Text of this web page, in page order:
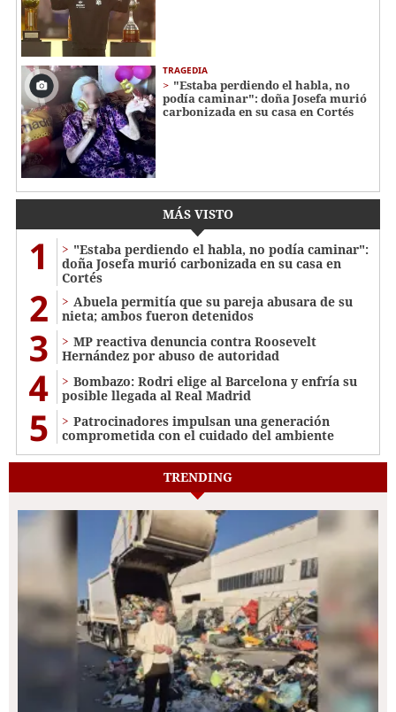
TRAGEDIA
"Estaba perdiendo el habla, no
podía caminar": doña Josefa murió
carbonizada en su casa en Cortés
MÁS VISTO
1
"Estaba perdiendo el habla, no podía caminar":
doña Josefa murió carbonizada en su casa en
Cortés
2
Abuela permitía que su pareja abusara de su
nieta; ambos fueron detenidos
3
MP reactiva denuncia contra Roosevelt
Hernández por abuso de autoridad
4
Bombazo: Rodri elige al Barcelona y enfría su
posible llegada al Real Madrid
5
Patrocinadores impulsan una generación
comprometida con el cuidado del ambiente
TRENDING